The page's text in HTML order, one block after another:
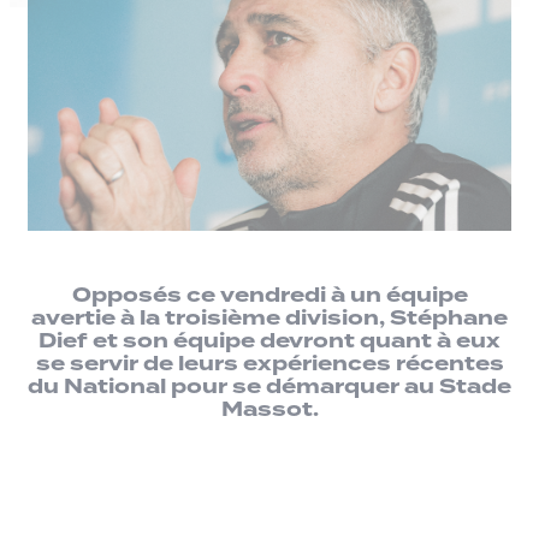
Opposés ce vendredi à un équipe
avertie à la troisième division, Stéphane
Dief et son équipe devront quant à eux
se servir de leurs expériences récentes
du National pour se démarquer au Stade
Massot.